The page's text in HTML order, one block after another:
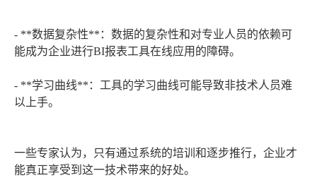
- **数据复杂性**：数据的复杂性和对专业人员的依赖可
能成为企业进行BI报表工具在线应用的障碍。
- **学习曲线**：工具的学习曲线可能导致非技术人员难
以上手。
一些专家认为，只有通过系统的培训和逐步推行，企业才
能真正享受到这一技术带来的好处。